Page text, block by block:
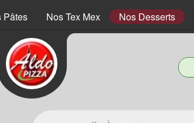
Pâtes Nos Tex Mex Nos Desserts